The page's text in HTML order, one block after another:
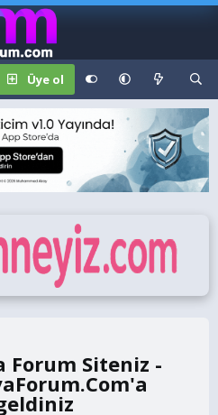
Üye ol
Forum Siteniz -